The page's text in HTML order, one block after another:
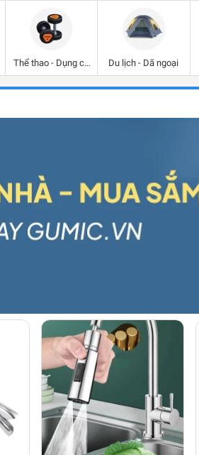
Thể thao - Dụng cụ
tập
Du lịch - Dã ngoại